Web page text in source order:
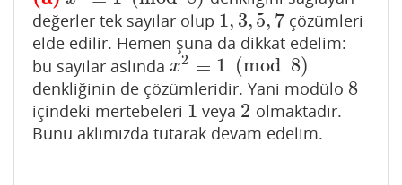
değerler tek sayılar olup 1, 3,5, 7
1,3,5 7
çözümleri
elde edilir. Hemen şuna da dikkat edelim:
bu sayılar aslında x2 ≡ 1 (mod 8)
x2≡ 1( mod8)
denkliğinin de çözümleridir. Yani modülo 8
8
içindeki mertebeleri 1
1 veya 2
2 olmaktadır.
Bunu aklımızda tutarak devam edelim.